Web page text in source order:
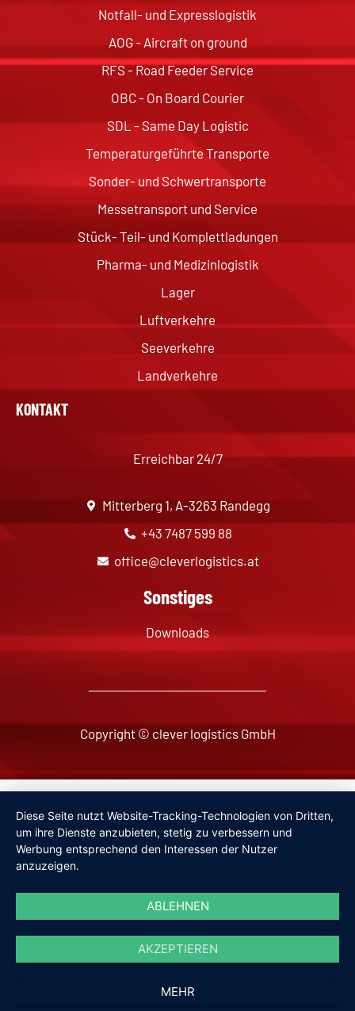
Notfall- und Expresslogistik
AOG - Aircraft on ground
RFS - Road Feeder Service
OBC - On Board Courier
SDL - Same Day Logistic
Temperaturgeführte Transporte
Sonder- und Schwertransporte
Messetransport und Service
Stück- Teil- und Komplettladungen
Pharma- und Medizinlogistik
Lager
Luftverkehre
Seeverkehre
Landverkehre
KONTAKT
Erreichbar 24/7
Mitterberg 1, A-3263 Randegg
+43 7487 599 88
office@cleverlogistics.at
Sonstiges
Downloads
Copyright © clever logistics GmbH
Impressum
Datenschutzerklärung
Diese Seite nutzt Website-Tracking-Technologien von Dritten,
um ihre Dienste anzubieten, stetig zu verbessern und
Werbung entsprechend den Interessen der Nutzer
anzuzeigen.
ABLEHNEN
AKZEPTIEREN
MEHR